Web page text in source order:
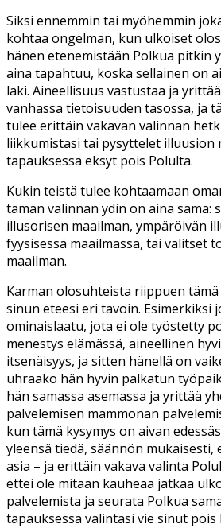
Siksi ennemmin tai myöhemmin
kohtaa ongelman, kun ulkoiset
hänen etenemistään Polkua pitkin
aina tapahtuu, koska sellainen on
laki. Aineellisuus vastustaa ja
vanhassa tietoisuuden tasossa, ja
tulee erittäin vakavan valinnan
liikkumistasi tai pysyttelet illuusion
tapauksessa eksyt pois Polulta.
Kukin teistä tulee kohtaamaan
tämän valinnan ydin on aina sama:
illusorisen maailman, ympäröivän
fyysisessä maailmassa, tai valitset
maailman.
Karman olosuhteista riippuen
sinun eteesi eri tavoin. Esimerkiksi
ominaislaatu, jota ei ole työstetty
menestys elämässä, aineellinen
itsenäisyys, ja sitten hänellä on
uhraako hän hyvin palkatun
hän samassa asemassa ja yrittää
palvelemisen mammonan
kun tämä kysymys on aivan
yleensä tiedä, säännön mukaisesti,
asia – ja erittäin vakava valinta
ettei ole mitään kauheaa jatkaa
palvelemista ja seurata Polkua
tapauksessa valintasi vie sinut pois